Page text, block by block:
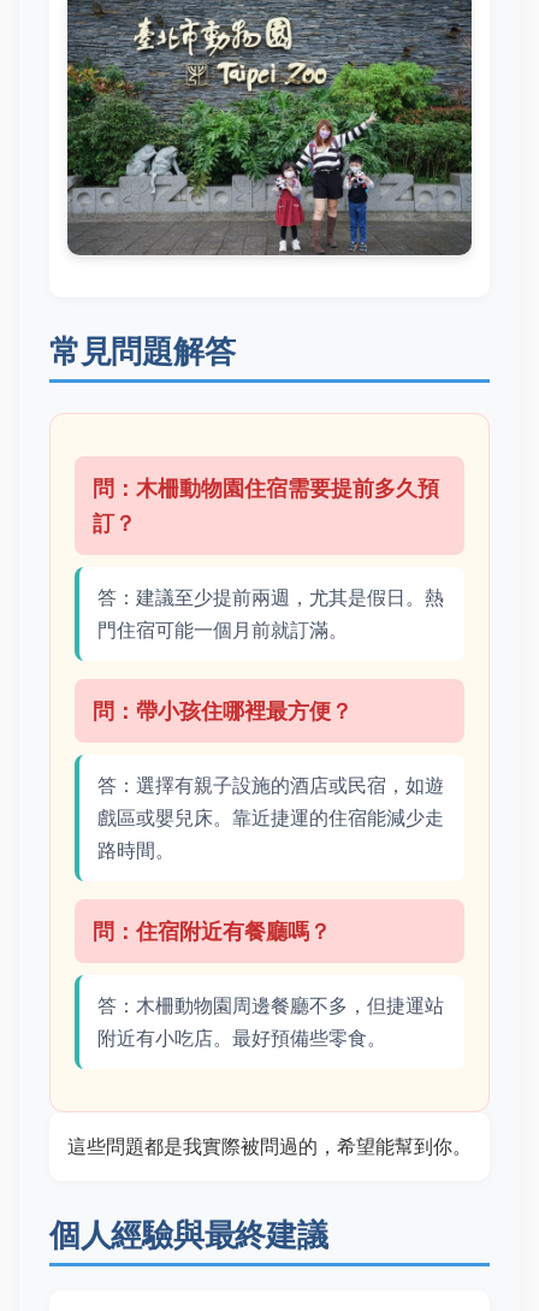
常見問題解答
問：木柵動物園住宿需要提前多久預
訂？
答：建議至少提前兩週，尤其是假日。熱
門住宿可能一個月前就訂滿。
問：帶小孩住哪裡最方便？
答：選擇有親子設施的酒店或民宿，如遊
戲區或嬰兒床。靠近捷運的住宿能減少走
路時間。
問：住宿附近有餐廳嗎？
答：木柵動物園周邊餐廳不多，但捷運站
附近有小吃店。最好預備些零食。
這些問題都是我實際被問過的，希望能幫到你。
個人經驗與最終建議